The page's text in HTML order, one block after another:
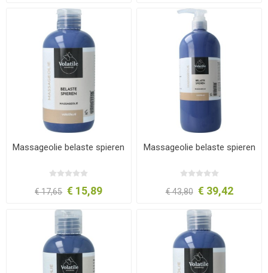
Massageolie belaste spieren
€ 17,65 € 15,89
Massageolie belaste spieren
€ 43,80 € 39,42